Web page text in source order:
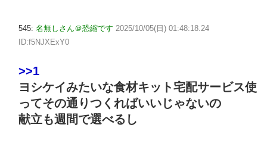
545: 名無しさん＠恐縮です 2025/10/05(日) 01:48:18.24
ID:f5NJXExY0
>>1
ヨシケイみたいな食材キット宅配サービス使
ってその通りつくればいいじゃないの
献立も週間で選べるし